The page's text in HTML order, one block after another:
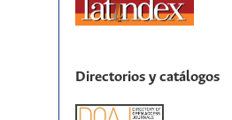
Directorios y catálogos